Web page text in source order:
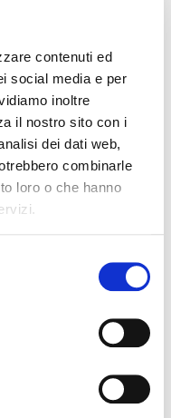
contenuti ed
social media e per
inoltre
il nostro sito con i
dei dati web,
combinarle
loro o che hanno
di Mirandola.
concessione del
per l'Istituto
di Modena:
elettronico a
di microanalisi
interdipartimentale
di Modena e Reggio
del
a seguito degli
straordinario